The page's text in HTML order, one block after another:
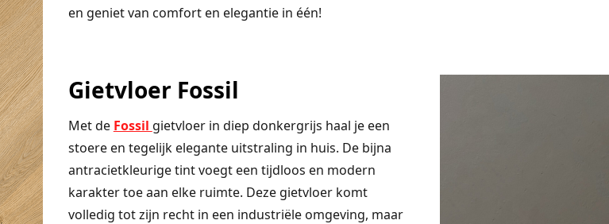
en geniet van comfort en elegantie in één!
Gietvloer Fossil
Met de Fossil gietvloer in diep donkergrijs haal je een
stoere en tegelijk elegante uitstraling in huis. De bijna
antracietkleurige tint voegt een tijdloos en modern
karakter toe aan elke ruimte. Deze gietvloer komt
volledig tot zijn recht in een industriële omgeving, maar